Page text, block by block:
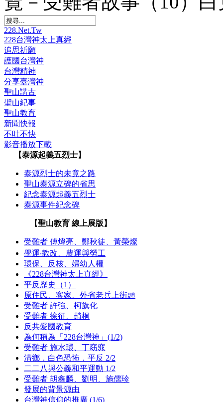
228.Net.Tw
228台灣神太上真經
追思祈願
護國台灣神
台灣精神
分享臺灣神
聖山講古
聖山紀事
聖山教育
新聞快報
不吐不快
影音播放下載
【泰源起義五烈士】
泰源烈士的未竟之路
聖山泰源立碑的省思
紀念泰源起義五烈士
泰源事件紀念碑
【聖山教育 線上展版】
受難者 傅煒亮、鄭秋徒、黃榮燦
學運‧教改、農運與勞工
環保、反核、婦幼人權
《228台灣神太上真經》
平反歷史（1）
原住民、客家、外省老兵上街頭
受難者 許強、柯旗化
受難者 徐征、趙桐
反共愛國教育
為何稱為「228台灣神」(1/2)
受難者 施水環、丁窈窕
清鄉．白色恐怖．平反 2/2
二二八與公義和平運動 1/2
受難者 胡鑫麟、劉明、施儒珍
發展的背景源由
台灣神信仰的推廣 (1/6)